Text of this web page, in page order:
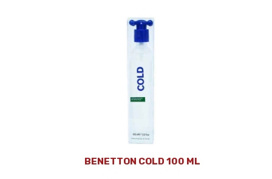
BENETTON COLD 100 ML